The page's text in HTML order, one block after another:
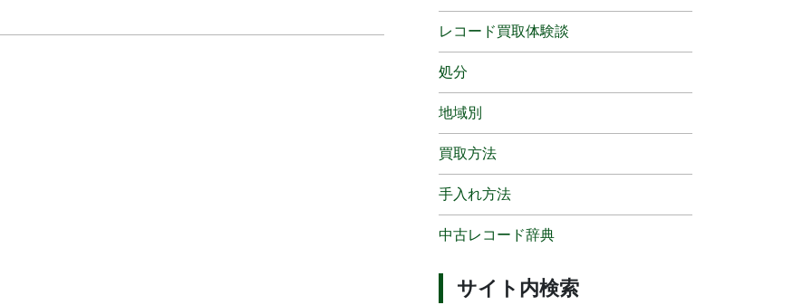
レコード買取体験談
処分
地域別
買取方法
手入れ方法
中古レコード辞典
サイト内検索